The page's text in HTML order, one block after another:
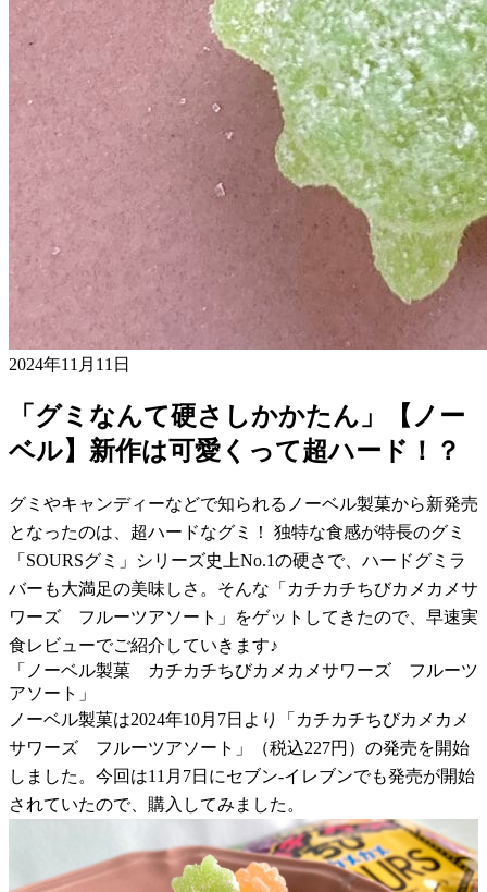
2024年11月11日
「グミなんて硬さしかかたん」【ノー
ベル】新作は可愛くって超ハード！？
グミやキャンディーなどで知られるノーベル製菓から新発売
となったのは、超ハードなグミ！ 独特な食感が特長のグミ
「SOURSグミ」シリーズ史上No.1の硬さで、ハードグミラ
バーも大満足の美味しさ。そんな「カチカチちびカメカメサ
ワーズ フルーツアソート」をゲットしてきたので、早速実
食レビューでご紹介していきます♪
「ノーベル製菓 カチカチちびカメカメサワーズ フルーツ
アソート」
ノーベル製菓は2024年10月7日より「カチカチちびカメカメ
サワーズ フルーツアソート」（税込227円）の発売を開始
しました。今回は11月7日にセブン-イレブンでも発売が開始
されていたので、購入してみました。